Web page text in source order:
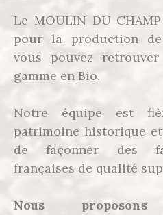
Le MOULIN DU
pour la production
vous pouvez retrouver
gamme en Bio.
Notre équipe est
patrimoine historique
de façonner des
françaises de qualité
Nous